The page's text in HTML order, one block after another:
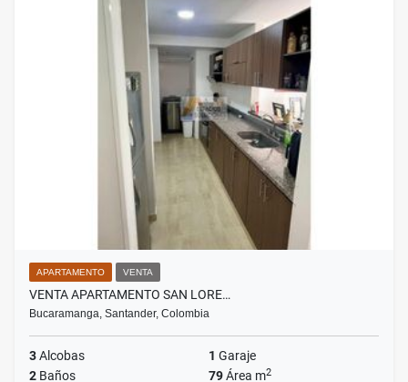
APARTAMENTO VENTA
VENTA APARTAMENTO SAN LORE…
Bucaramanga, Santander, Colombia
3Alcobas 1 Garaje
2 Baños 79Área m2